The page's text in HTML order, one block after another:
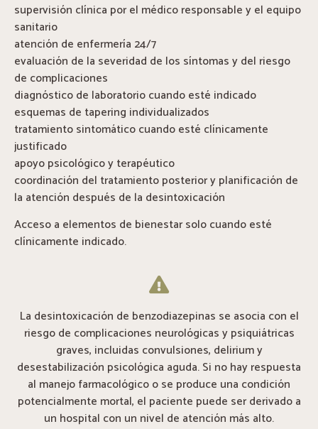
supervisión clínica por el médico responsable y el equipo
sanitario
atención de enfermería 24/7
evaluación de la severidad de los síntomas y del riesgo
de complicaciones
diagnóstico de laboratorio cuando esté indicado
esquemas de tapering individualizados
tratamiento sintomático cuando esté clínicamente
justificado
apoyo psicológico y terapéutico
coordinación del tratamiento posterior y planificación de
la atención después de la desintoxicación
Acceso a elementos de bienestar solo cuando esté
clínicamente indicado.
La desintoxicación de benzodiazepinas se asocia con el
riesgo de complicaciones neurológicas y psiquiátricas
graves, incluidas convulsiones, delirium y
desestabilización psicológica aguda. Si no hay respuesta
al manejo farmacológico o se produce una condición
potencialmente mortal, el paciente puede ser derivado a
un hospital con un nivel de atención más alto.